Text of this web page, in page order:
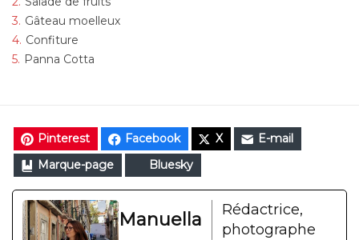
Gâteau moelleux
Confiture
Panna Cotta
Pinterest Facebook X
E-mail
Marque-page
Bluesky
Manuella
Rédactrice,
photographe